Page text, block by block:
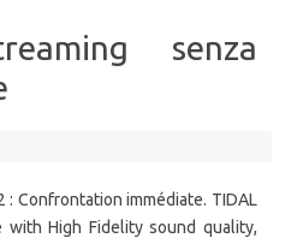
senza
: Confrontation immédiate. TIDAL
High Fidelity sound quality,